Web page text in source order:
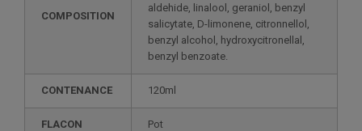
COMPOSITION
aldehide, linalool, geraniol, benzyl
salicytate, D-limonene, citronnellol,
benzyl alcohol, hydroxycitronellal,
benzyl benzoate.
CONTENANCE 120ml
FLACON Pot